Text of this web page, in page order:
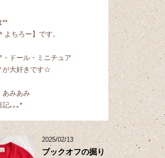
**
よちろー】です。
・ドール・ミニチュア
が大好きです☆
あみあみ
記｡｡｡*
2025/02/13
ブックオフの掘り